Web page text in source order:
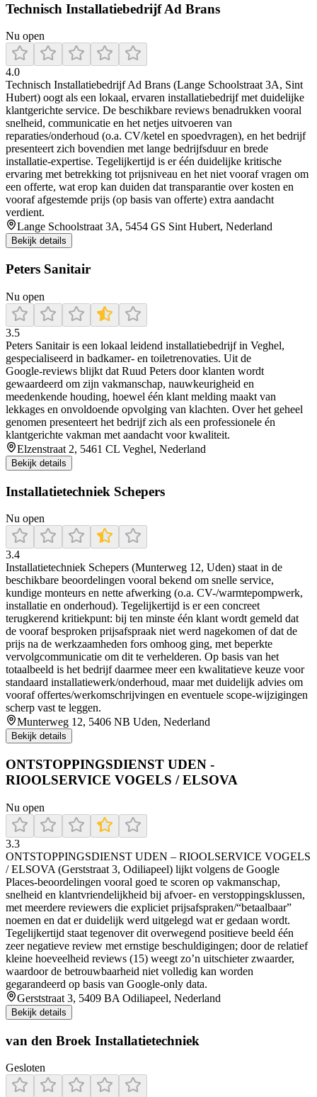
Technisch Installatiebedrijf Ad Brans
Nu open
4.0
Technisch Installatiebedrijf Ad Brans (Lange Schoolstraat 3A, Sint
Hubert) oogt als een lokaal, ervaren installatiebedrijf met duidelijke
klantgerichte service. De beschikbare reviews benadrukken vooral
snelheid, communicatie en het netjes uitvoeren van
reparaties/onderhoud (o.a. CV/ketel en spoedvragen), en het bedrijf
presenteert zich bovendien met lange bedrijfsduur en brede
installatie-expertise. Tegelijkertijd is er één duidelijke kritische
ervaring met betrekking tot prijsniveau en het niet vooraf vragen om
een offerte, wat erop kan duiden dat transparantie over kosten en
vooraf afgestemde prijs (op basis van offerte) extra aandacht
verdient.
Lange Schoolstraat 3A, 5454 GS Sint Hubert, Nederland
Bekijk details
Peters Sanitair
Nu open
3.5
Peters Sanitair is een lokaal leidend installatiebedrijf in Veghel,
gespecialiseerd in badkamer- en toiletrenovaties. Uit de
Google‑reviews blijkt dat Ruud Peters door klanten wordt
gewaardeerd om zijn vakmanschap, nauwkeurigheid en
meedenkende houding, hoewel één klant melding maakt van
lekkages en onvoldoende opvolging van klachten. Over het geheel
genomen presenteert het bedrijf zich als een professionele én
klantgerichte vakman met aandacht voor kwaliteit.
Elzenstraat 2, 5461 CL Veghel, Nederland
Bekijk details
Installatietechniek Schepers
Nu open
3.4
Installatietechniek Schepers (Munterweg 12, Uden) staat in de
beschikbare beoordelingen vooral bekend om snelle service,
kundige monteurs en nette afwerking (o.a. CV-/warmtepompwerk,
installatie en onderhoud). Tegelijkertijd is er een concreet
terugkerend kritiekpunt: bij ten minste één klant wordt gemeld dat
de vooraf besproken prijsafspraak niet werd nagekomen of dat de
prijs na de werkzaamheden fors omhoog ging, met beperkte
vervolgcommunicatie om dit te verhelderen. Op basis van het
totaalbeeld is het bedrijf daarmee meer een kwalitatieve keuze voor
standaard installatiewerk/onderhoud, maar met duidelijk advies om
vooraf offertes/werkomschrijvingen en eventuele scope-wijzigingen
scherp vast te leggen.
Munterweg 12, 5406 NB Uden, Nederland
Bekijk details
ONTSTOPPINGSDIENST UDEN -
RIOOLSERVICE VOGELS / ELSOVA
Nu open
3.3
ONTSTOPPINGSDIENST UDEN – RIOOLSERVICE VOGELS
/ ELSOVA (Gerststraat 3, Odiliapeel) lijkt volgens de Google
Places-beoordelingen vooral goed te scoren op vakmanschap,
snelheid en klantvriendelijkheid bij afvoer- en verstoppingsklussen,
met meerdere reviewers die expliciet prijsafspraken/“betaalbaar”
noemen en dat er duidelijk werd uitgelegd wat er gedaan wordt.
Tegelijkertijd staat tegenover dit overwegend positieve beeld één
zeer negatieve review met ernstige beschuldigingen; door de relatief
kleine hoeveelheid reviews (15) weegt zo’n uitschieter zwaarder,
waardoor de betrouwbaarheid niet volledig kan worden
gegarandeerd op basis van Google-only data.
Gerststraat 3, 5409 BA Odiliapeel, Nederland
Bekijk details
van den Broek Installatietechniek
Gesloten